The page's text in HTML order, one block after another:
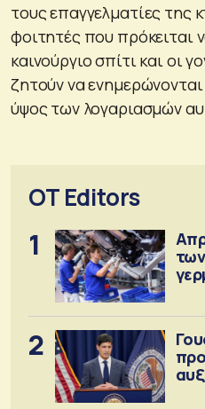
τους επαγγελματίες της
φοιτητές που πρόκειται
καινούργιο σπίτι και οι
ζητούν να
ύψος των λογαριασμών
OT Editors
1
2